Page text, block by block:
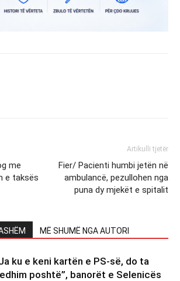
me
e taksës
Artikulli tjetër
Fier/ Pacienti humbi jetën në
ambulancë, pezullohen nga
puna dy mjekët e spitalit
MË SHUMË NGA AUTORI
ku e keni kartën e PS-së, do ta
poshtë”, banorët e Selenicës